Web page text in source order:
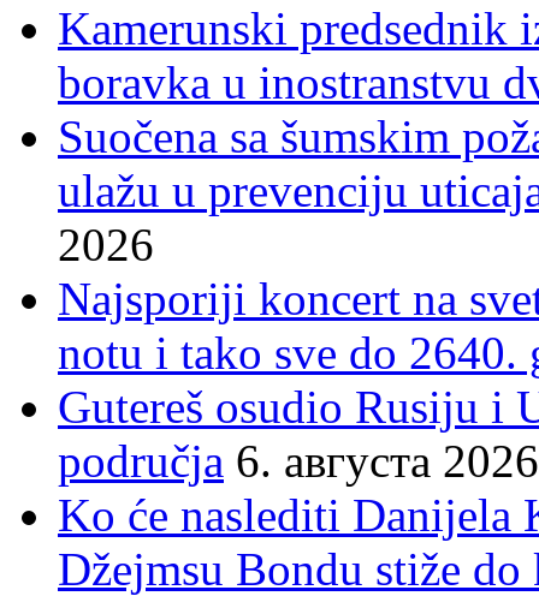
Kamerunski predsednik
boravka u inostranstvu
Suočena sa šumskim
ulažu u prevenciju
2026
Najsporiji koncert na
notu i tako sve do 2640.
Gutereš osudio Rusiju i
područja 6. августа 2026
Ko će naslediti Danijela
Džejmsu Bondu stiže do